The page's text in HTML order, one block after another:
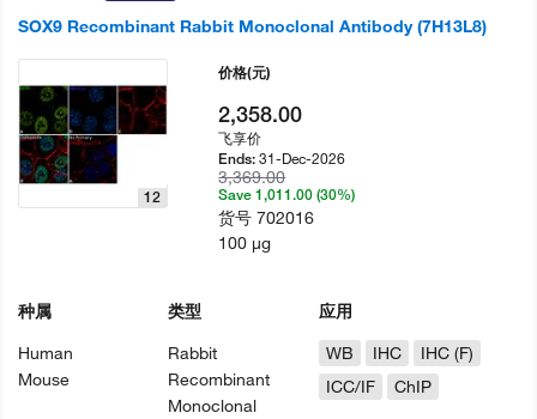
SOX9 Recombinant Rabbit Monoclonal Antibody (7H13L8)
12
种属
Human
Mouse
类型
Rabbit
Recombinant
Monoclonal
应用
WB
IHC
IHC (F)
ICC/IF
ChIP
价格(元)
2,358.00
飞享价
Ends:31-Dec-2026
3,369.00
Save 1,011.00 (30%)
货号702016
100 µg